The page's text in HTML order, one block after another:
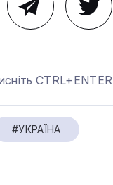
CTRL+ENTER
#УКРАЇНА